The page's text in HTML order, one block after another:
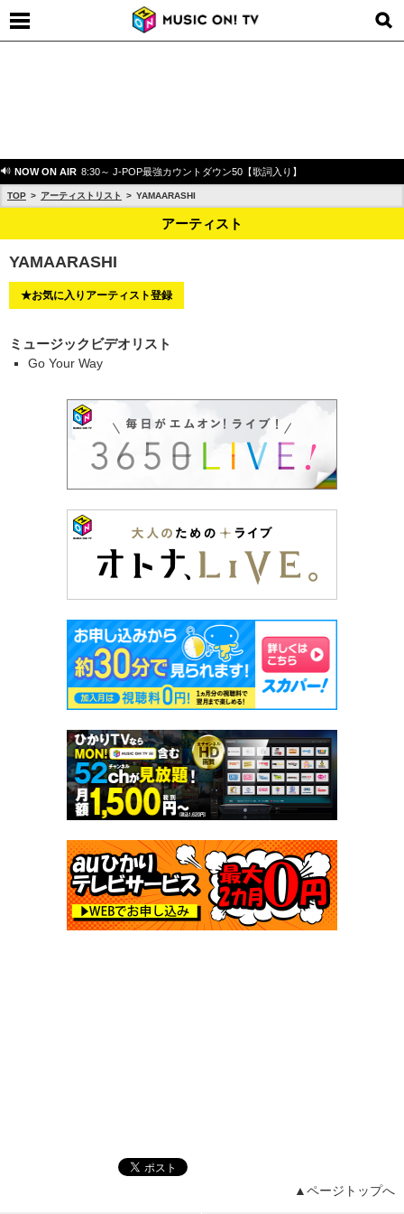
NOW ON AIR 8:30～ J-POP最強カウントダウン50【歌詞入り】
TOP アーティストリスト YAMAARASHI
アーティスト
YAMAARASHI
★お気に入りアーティスト登録
ミュージックビデオリスト
Go Your Way
▲ページトップへ